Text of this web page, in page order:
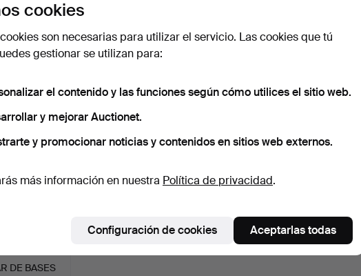
archivo que coinciden con tu búsqueda.
DE BASES
cookies
son necesarias para utilizar el servicio. Las cookies que tú
gestionar se utilizan para:
el contenido y las funciones según cómo utilices el sitio web.
y mejorar Auctionet.
y promocionar noticias y contenidos en sitios web externos.
más información en nuestra Política de privacidad.
Configuración de cookies Aceptarlas todas